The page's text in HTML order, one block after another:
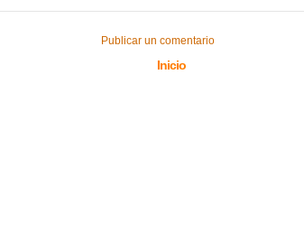
Publicar un comentario
Inicio